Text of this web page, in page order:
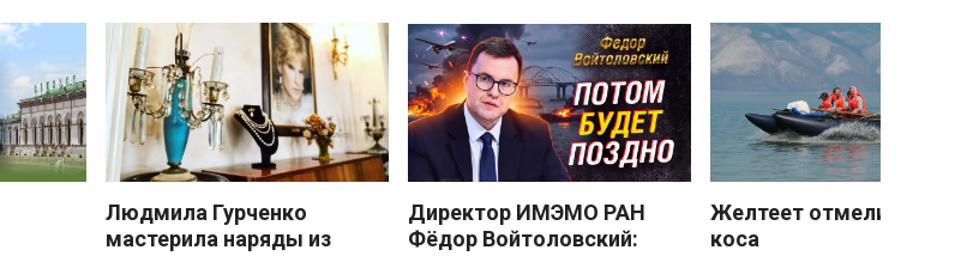
Людмила Гурченко
мастерила наряды из
Директор ИМЭМО РАН
Фёдор Войтоловский:
Желтеет отмели
коса